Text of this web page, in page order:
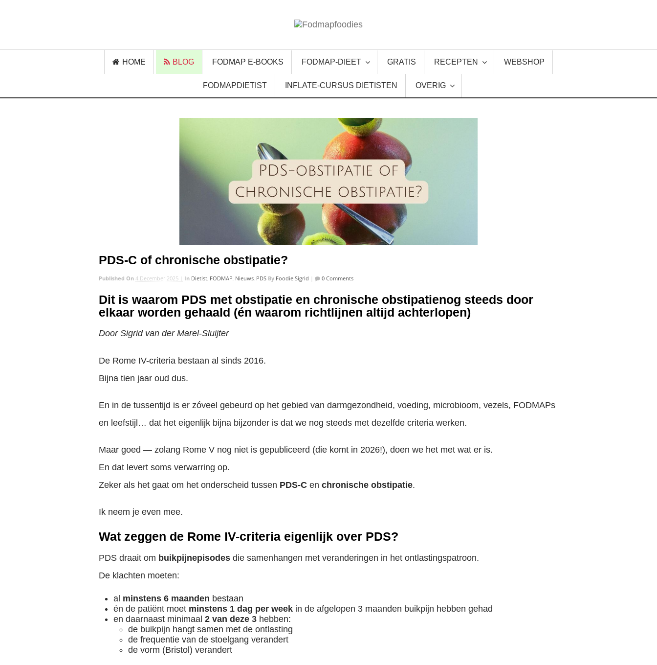
HOME BLOG FODMAP E-BOOKS FODMAP-DIEET GRATIS RECEPTEN WEBSHOP
FODMAPDIETIST INFLATE-CURSUS DIETISTEN OVERIG
PDS-C of chronische obstipatie?
Published On 4 December 2025 | In Dietist, FODMAP, Nieuws, PDS By Foodie Sigrid 0 Comments
Dit is waarom PDS met obstipatie en chronische obstipatienog steeds door
elkaar worden gehaald (én waarom richtlijnen altijd achterlopen)
Door Sigrid van der Marel-Sluijter
De Rome IV-criteria bestaan al sinds 2016.
Bijna tien jaar oud dus.
En in de tussentijd is er zóveel gebeurd op het gebied van darmgezondheid, voeding, microbioom, vezels, FODMAPs
en leefstijl… dat het eigenlijk bijna bijzonder is dat we nog steeds met dezelfde criteria werken.
Maar goed — zolang Rome V nog niet is gepubliceerd (die komt in 2026!), doen we het met wat er is.
En dat levert soms verwarring op.
Zeker als het gaat om het onderscheid tussen PDS-C en chronische obstipatie.
Ik neem je even mee.
Wat zeggen de Rome IV-criteria eigenlijk over PDS?
PDS draait om buikpijnepisodes die samenhangen met veranderingen in het ontlastingspatroon.
De klachten moeten:
al minstens 6 maanden bestaan
én de patiënt moet minstens 1 dag per week in de afgelopen 3 maanden buikpijn hebben gehad
en daarnaast minimaal 2 van deze 3 hebben:
de buikpijn hangt samen met de ontlasting
de frequentie van de stoelgang verandert
de vorm (Bristol) verandert